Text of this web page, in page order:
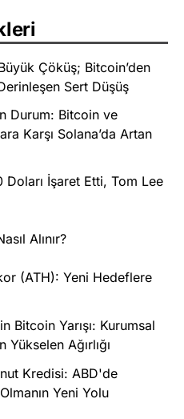
Çöküş; Bitcoin’den
Sert Düşüş
Durum: Bitcoin ve
Karşı Solana’da Artan
İşaret Etti, Tom Lee
Alınır?
(ATH): Yeni Hedeflere
Bitcoin Yarışı: Kurumsal
Ağırlığı
Kredisi: ABD'de
Yeni Yolu